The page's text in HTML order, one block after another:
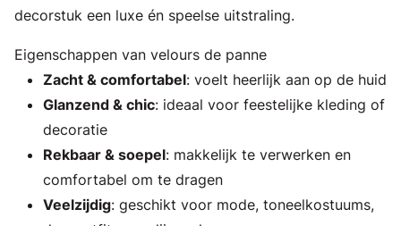
decorstuk een luxe én speelse uitstraling.
Eigenschappen van velours de panne
Zacht & comfortabel: voelt heerlijk aan op de huid
Glanzend & chic: ideaal voor feestelijke kleding of
decoratie
Rekbaar & soepel: makkelijk te verwerken en
comfortabel om te dragen
Veelzijdig: geschikt voor mode, toneelkostuums,